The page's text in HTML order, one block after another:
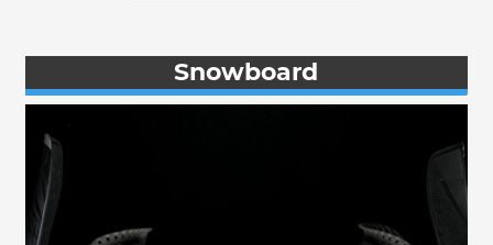
Snowboard